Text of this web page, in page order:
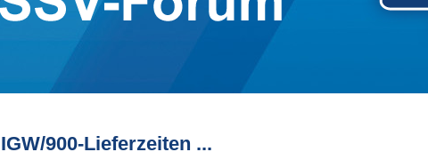
IGW/900-Lieferzeiten ...